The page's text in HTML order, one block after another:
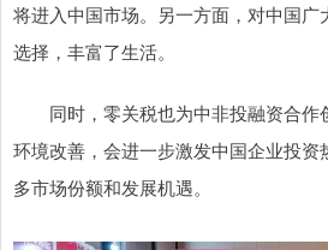
将进入中国市场。另一方面，对中国广
选择，丰富了生活。
同时，零关税也为中非投融资合作
环境改善，会进一步激发中国企业投资
多市场份额和发展机遇。